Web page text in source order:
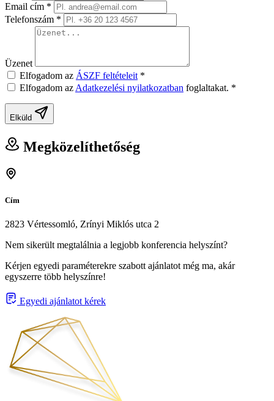
Email cím *
Telefonszám *
Üzenet
Elfogadom az ÁSZF feltételeit *
Elfogadom az Adatkezelési nyilatkozatban foglaltakat. *
Elküld
Megközelíthetőség
Cím
2823 Vértessomló, Zrínyi Miklós utca 2
Nem sikerült megtalálnia a legjobb konferencia helyszínt?
Kérjen egyedi paraméterekre szabott ajánlatot még ma, akár
egyszerre több helyszínre!
Egyedi ajánlatot kérek